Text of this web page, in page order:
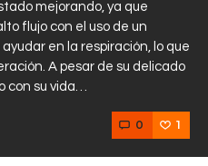
mejorando, ya que
flujo con el uso de un
en la respiración, lo que
A pesar de su delicado
con su vida…
0 1